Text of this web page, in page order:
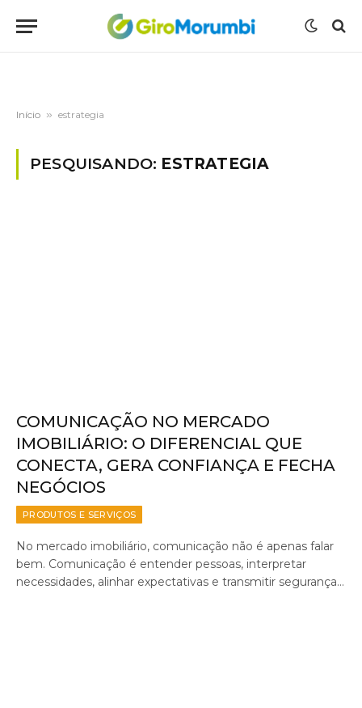
Início » estrategia
PESQUISANDO: ESTRATEGIA
COMUNICAÇÃO NO MERCADO
IMOBILIÁRIO: O DIFERENCIAL QUE
CONECTA, GERA CONFIANÇA E FECHA
NEGÓCIOS
PRODUTOS E SERVIÇOS
No mercado imobiliário, comunicação não é apenas falar
bem. Comunicação é entender pessoas, interpretar
necessidades, alinhar expectativas e transmitir segurança…